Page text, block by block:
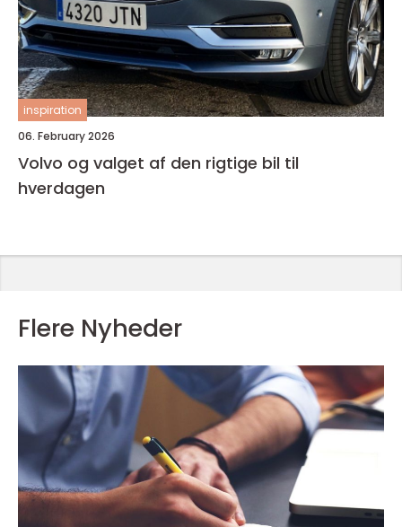
inspiration
06. February 2026
Volvo og valget af den rigtige bil til
hverdagen
Flere Nyheder